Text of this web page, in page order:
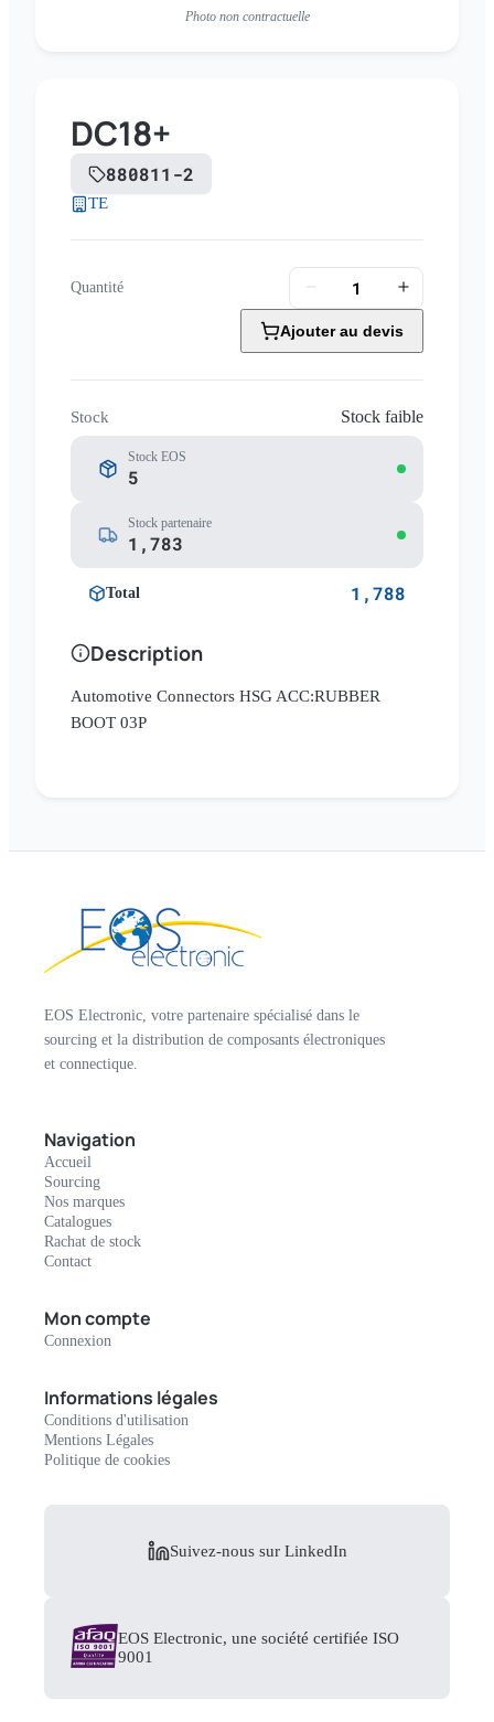
Photo non contractuelle
DC18+
880811-2
TE
Quantité
Ajouter au devis
Stock Stock faible
Stock EOS
5
Stock partenaire
1,783
Total 1,788
Description
Automotive Connectors HSG ACC:RUBBER
BOOT 03P
EOS Electronic, votre partenaire spécialisé dans le
sourcing et la distribution de composants électroniques
et connectique.
Navigation
Accueil
Sourcing
Nos marques
Catalogues
Rachat de stock
Contact
Mon compte
Connexion
Informations légales
Conditions d'utilisation
Mentions Légales
Politique de cookies
Suivez-nous sur LinkedIn
EOS Electronic, une société certifiée ISO
9001